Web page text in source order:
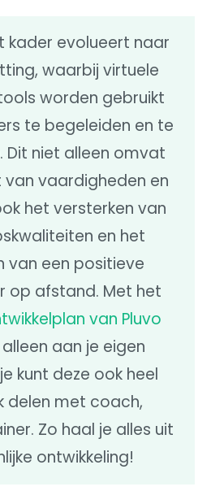
kader evolueert naar
waarbij virtuele
worden gebruikt
te begeleiden en te
Dit niet alleen omvat
vaardigheden en
het versterken van
en het
van een positieve
op afstand. Met het
van Pluvo
aan je eigen
kunt deze ook heel
delen met coach,
Zo haal je alles uit
ontwikkeling!